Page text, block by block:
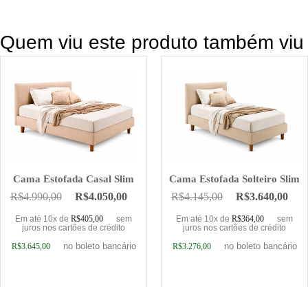
Quem viu este produto também viu
Cama Estofada Casal Slim
R$4.990,00 R$4.050,00
Em até 10x de R$405,00
sem
juros nos cartões de crédito
R$3.645,00 no boleto bancário
Cama Estofada Solteiro Slim
R$4.145,00 R$3.640,00
Em até 10x de R$364,00
sem
juros nos cartões de crédito
R$3.276,00 no boleto bancário